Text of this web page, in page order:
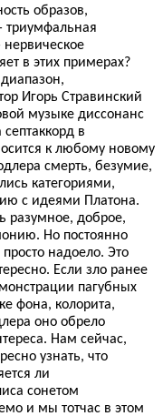
образов,
триумфальная
в этих примерах?
Игорь Стравинский
музыке диссонанс
в
к любому новому
смерть, безумие,
категориями,
с идеями Платона.
разумное, доброе,
Но постоянно
надоело. Это
Если зло ранее
пагубных
фона, колорита,
оно обрело
Нам сейчас,
узнать, что
ли
сонетом
и мы тотчас в этом